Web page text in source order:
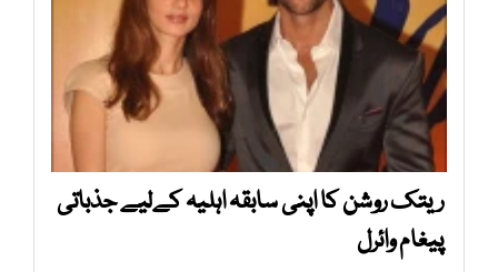
ریتک روشن کا اپنی سابقہ اہلیہ کےلیے جذباتی
پیغام وائرل